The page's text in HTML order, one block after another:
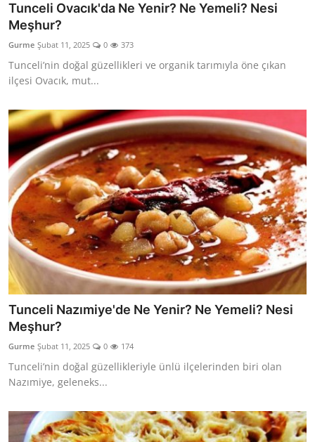
Tunceli Ovacık'da Ne Yenir? Ne Yemeli? Nesi
Meşhur?
Gurme Şubat 11, 2025 0 373
Tunceli’nin doğal güzellikleri ve organik tarımıyla öne çıkan
ilçesi Ovacık, mut...
Tunceli Nazımiye'de Ne Yenir? Ne Yemeli? Nesi
Meşhur?
Gurme Şubat 11, 2025 0 174
Tunceli’nin doğal güzellikleriyle ünlü ilçelerinden biri olan
Nazımiye, geleneks...